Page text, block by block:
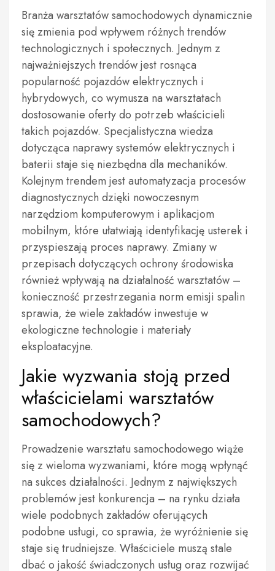
Branża warsztatów samochodowych dynamicznie
się zmienia pod wpływem różnych trendów
technologicznych i społecznych. Jednym z
najważniejszych trendów jest rosnąca
popularność pojazdów elektrycznych i
hybrydowych, co wymusza na warsztatach
dostosowanie oferty do potrzeb właścicieli
takich pojazdów. Specjalistyczna wiedza
dotycząca naprawy systemów elektrycznych i
baterii staje się niezbędna dla mechaników.
Kolejnym trendem jest automatyzacja procesów
diagnostycznych dzięki nowoczesnym
narzędziom komputerowym i aplikacjom
mobilnym, które ułatwiają identyfikację usterek i
przyspieszają proces naprawy. Zmiany w
przepisach dotyczących ochrony środowiska
również wpływają na działalność warsztatów –
konieczność przestrzegania norm emisji spalin
sprawia, że wiele zakładów inwestuje w
ekologiczne technologie i materiały
eksploatacyjne.
Jakie wyzwania stoją przed
właścicielami warsztatów
samochodowych?
Prowadzenie warsztatu samochodowego wiąże
się z wieloma wyzwaniami, które mogą wpłynąć
na sukces działalności. Jednym z największych
problemów jest konkurencja – na rynku działa
wiele podobnych zakładów oferujących
podobne usługi, co sprawia, że wyróżnienie się
staje się trudniejsze. Właściciele muszą stale
dbać o jakość świadczonych usług oraz rozwijać